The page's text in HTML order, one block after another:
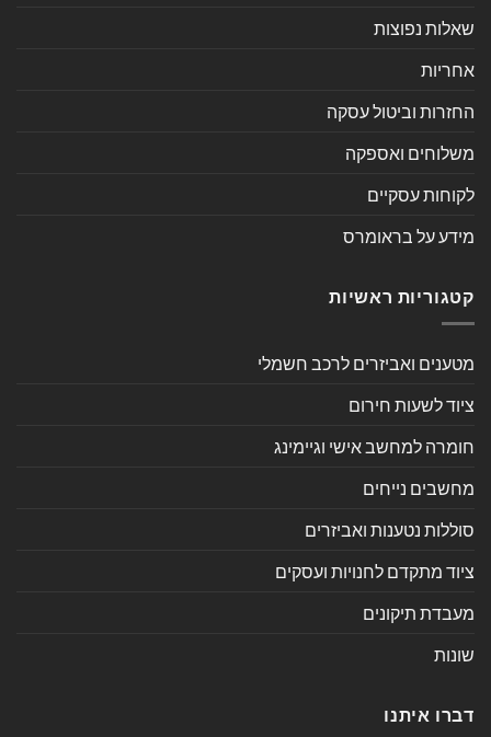
שאלות נפוצות
אחריות
החזרות וביטול עסקה
משלוחים ואספקה
לקוחות עסקיים
מידע על בראומרס
קטגוריות ראשיות
מטענים ואביזרים לרכב חשמלי
ציוד לשעות חירום
חומרה למחשב אישי וגיימינג
מחשבים נייחים
סוללות נטענות ואביזרים
ציוד מתקדם לחנויות ועסקים
מעבדת תיקונים
שונות
דברו איתנו